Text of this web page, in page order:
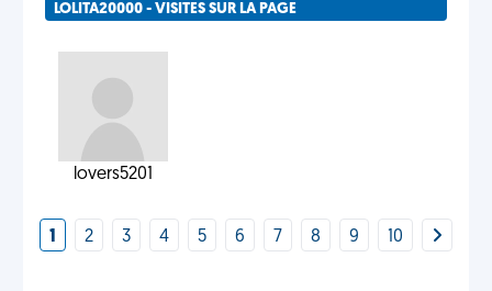
LOLITA20000 - VISITES SUR LA PAGE
lovers5201
1 2 3 4 5 6 7 8 9 10